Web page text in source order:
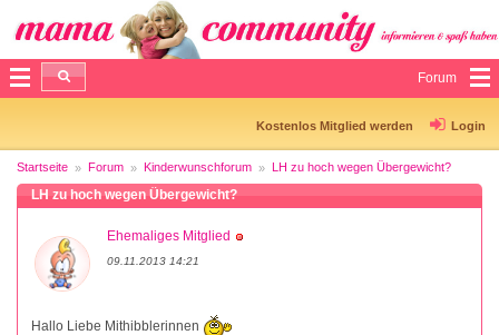
Forum
Kostenlos Mitglied werden Login
Startseite Forum Kinderwunschforum LH zu hoch wegen Übergewicht?
LH zu hoch wegen Übergewicht?
Ehemaliges Mitglied
09.11.2013 14:21
Hallo Liebe Mithibblerinnen